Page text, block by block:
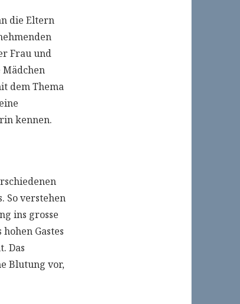
die Eltern
Frau und
dem Thema
kennen.
So verstehen
ins grosse
Gastes
Das
Blutung vor,